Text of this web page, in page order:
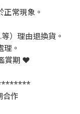
常現象。
）理由退換貨。
。
賞期 ❤️
合作